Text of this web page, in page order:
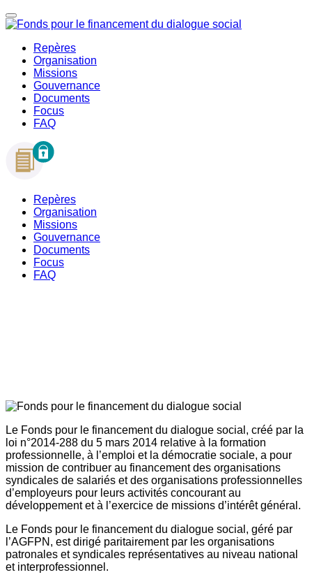
Repères
Organisation
Missions
Gouvernance
Documents
Focus
FAQ
Repères
Organisation
Missions
Gouvernance
Documents
Focus
FAQ
Le Fonds pour le financement du dialogue social, créé par la
loi n°2014-288 du 5 mars 2014 relative à la formation
professionnelle, à l’emploi et la démocratie sociale, a pour
mission de contribuer au financement des organisations
syndicales de salariés et des organisations professionnelles
d’employeurs pour leurs activités concourant au
développement et à l’exercice de missions d’intérêt général.
Le Fonds pour le financement du dialogue social, géré par
l’AGFPN, est dirigé paritairement par les organisations
patronales et syndicales représentatives au niveau national
et interprofessionnel.